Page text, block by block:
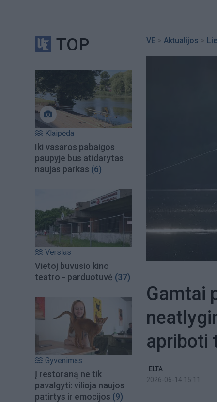
TOP
Klaipėda
Iki vasaros pabaigos
paupyje bus atidarytas
naujas parkas (6)
Verslas
Vietoj buvusio kino
teatro - parduotuvė (37)
Gyvenimas
Į restoraną ne tik
pavalgyti: vilioja naujos
patirtys ir emocijos (9)
VE > Aktualijos >
Gamtai
apriboti
ELTA
2026-06-14 15:11